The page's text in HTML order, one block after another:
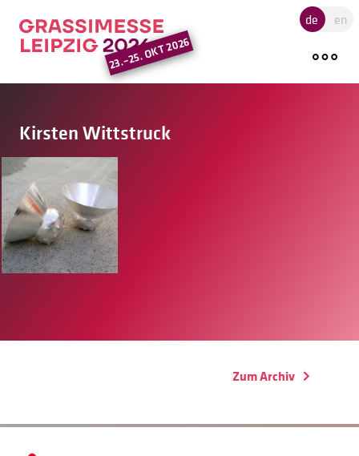
Hauptregion der Seite
23.–25. OKT 2026
de en
Kirsten Wittstruck
Zum Archiv